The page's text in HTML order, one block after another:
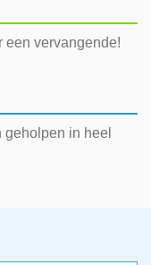
een vervangende!
in heel